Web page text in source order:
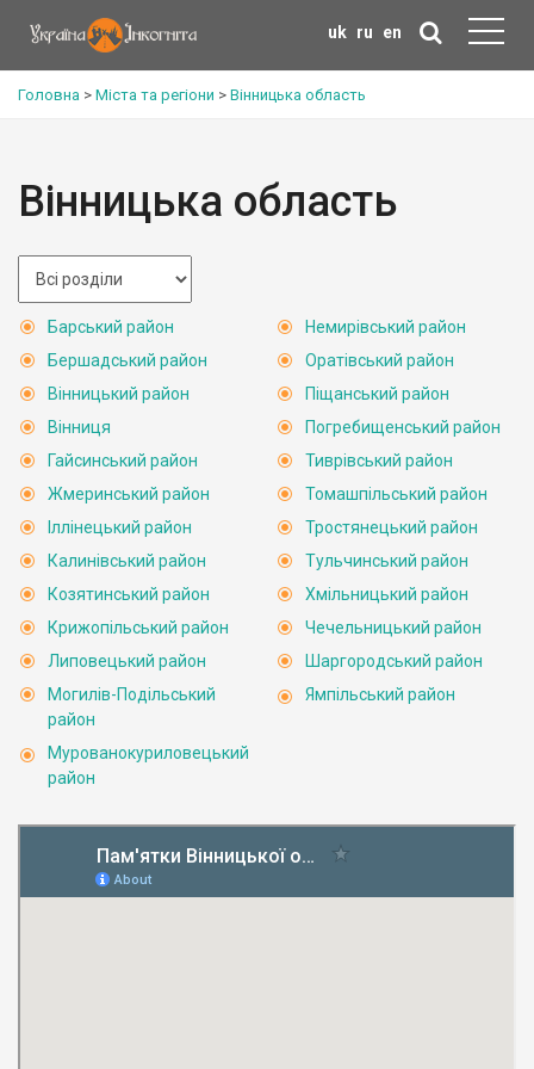
uk ru en
Головна > Міста та регіони > Вінницька область
Вінницька область
Барський район
Бершадський район
Вінницький район
Вінниця
Гайсинський район
Жмеринський район
Іллінецький район
Калинівський район
Козятинський район
Крижопільський район
Липовецький район
Могилів-Подільський
район
Мурованокуриловецький
район
Немирівський район
Оратівський район
Піщанський район
Погребищенський район
Тиврівський район
Томашпільський район
Тростянецький район
Тульчинський район
Хмільницький район
Чечельницький район
Шаргородський район
Ямпільський район